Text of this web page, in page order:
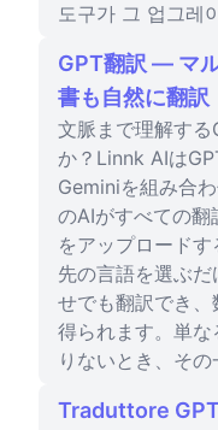
도구가 그 업그레
GPT翻訳 — マ
書も自然に翻訳
文脈まで理解す
か？Linnk AIは
Geminiを組み合
のAIがすべての
をアップロード
先の言語を選ぶ
せでも翻訳でき
得られます。単
りないとき、その
Traduttore